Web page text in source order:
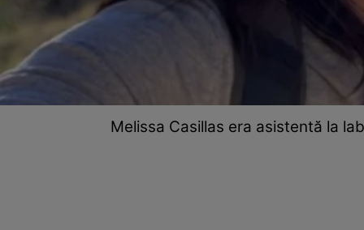
Melissa Casillas era asistentă la